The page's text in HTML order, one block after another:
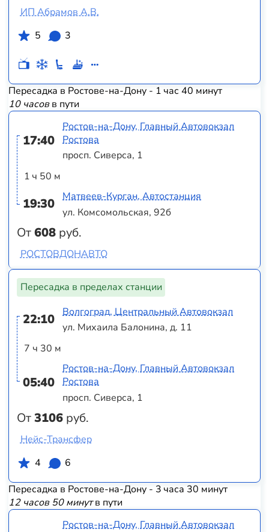
ИП Абрамов А.В.
5
3
Пересадка в Ростове-на-Дону - 1 час 40 минут
10 часовв пути
17:40
1 ч 50 м
19:30
От608 руб.
Ростов-на-Дону, Главный Автовокзал
Ростова
просп. Сиверса, 1
Матвеев-Курган, Автостанция
ул. Комсомольская, 92б
РОСТОВДОНАВТО
Пересадка в пределах станции
22:10
7 ч 30 м
05:40
От3106 руб.
Волгоград, Центральный Автовокзал
ул. Михаила Балонина, д. 11
Ростов-на-Дону, Главный Автовокзал
Ростова
просп. Сиверса, 1
Нейс-Трансфер
4
6
Пересадка в Ростове-на-Дону - 3 часа 30 минут
12 часов 50 минутв пути
Ростов-на-Дону, Главный Автовокзал